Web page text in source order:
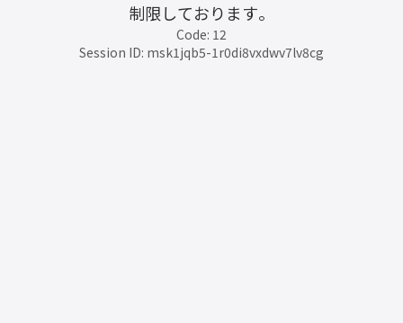
制限しております。
Code: 12
Session ID: msk1jqb5-1r0di8vxdwv7lv8cg